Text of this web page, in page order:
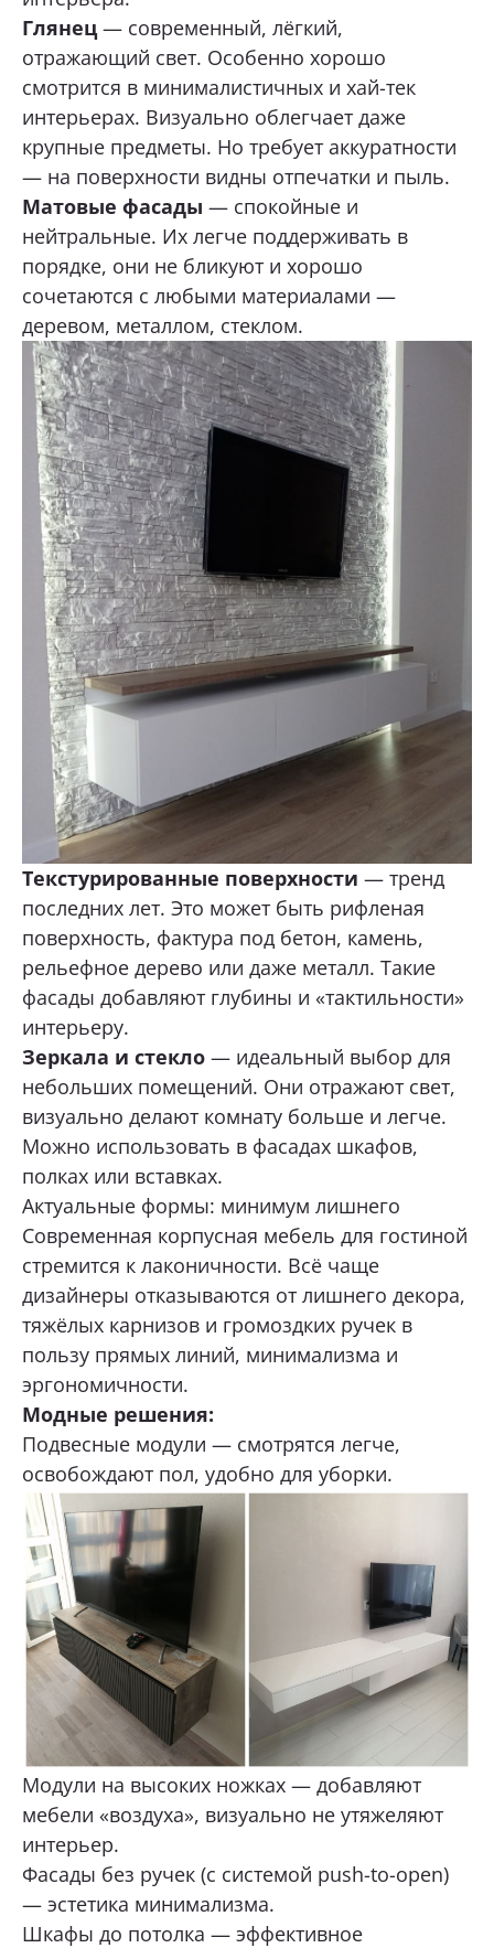
Глянец— современный, лёгкий,
отражающий свет. Особенно хорошо
смотрится в минималистичных и хай-тек
интерьерах. Визуально облегчает даже
крупные предметы. Но требует аккуратности
— на поверхности видны отпечатки и пыль.
Матовые фасады — спокойные и
нейтральные. Их легче поддерживать в
порядке, они не бликуют и хорошо
сочетаются с любыми материалами —
деревом, металлом, стеклом.
Текстурированные поверхности — тренд
последних лет. Это может быть рифленая
поверхность, фактура под бетон, камень,
рельефное дерево или даже металл. Такие
фасады добавляют глубины и «тактильности»
интерьеру.
Зеркала и стекло — идеальный выбор для
небольших помещений. Они отражают свет,
визуально делают комнату больше и легче.
Можно использовать в фасадах шкафов,
полках или вставках.
Актуальные формы: минимум лишнего
Современная корпусная мебель для гостиной
стремится к лаконичности. Всё чаще
дизайнеры отказываются от лишнего декора,
тяжёлых карнизов и громоздких ручек в
пользу прямых линий, минимализма и
эргономичности.
Модные решения:
Подвесные модули — смотрятся легче,
освобождают пол, удобно для уборки.
Модули на высоких ножках — добавляют
мебели «воздуха», визуально не утяжеляют
интерьер.
Фасады без ручек (с системой push-to-open)
— эстетика минимализма.
Шкафы до потолка — эффективное